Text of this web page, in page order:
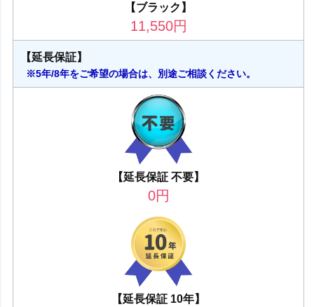
【ブラック】
11,550円
【延長保証】
※5年/8年をご希望の場合は、別途ご相談ください。
【延長保証 不要】
0円
【延長保証 10年】